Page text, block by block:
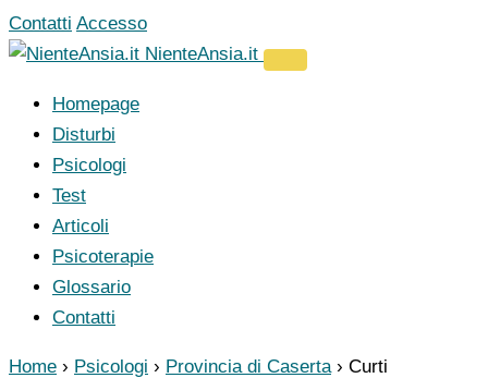
Vai
al
Contatti Accesso
NienteAnsia.it
Homepage
Disturbi
Psicologi
Test
Articoli
Psicoterapie
Glossario
Contatti
Home › Psicologi › Provincia di Caserta › Curti